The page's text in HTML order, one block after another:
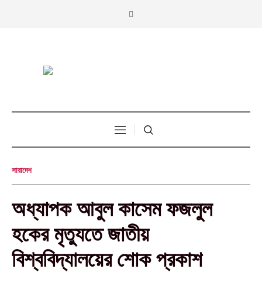
সারাদেশ
অধ্যাপক আবুল কাসেম ফজলুল
হকের মৃত্যুতে জাতীয়
বিশ্ববিদ্যালয়ের শোক প্রকাশ